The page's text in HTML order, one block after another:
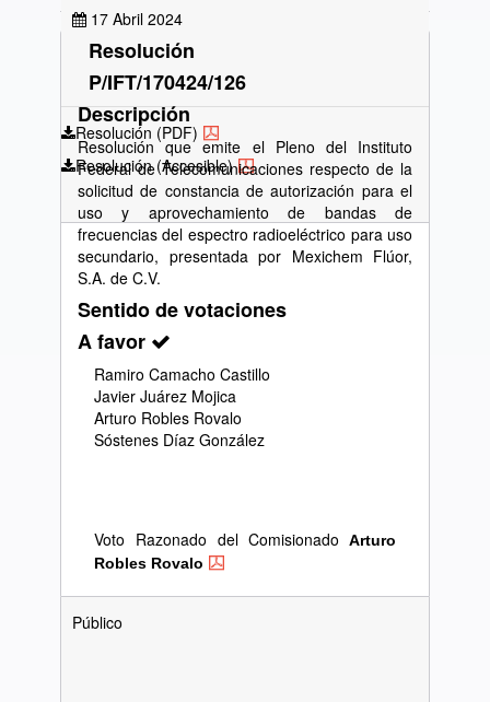
17 Abril 2024
Resolución (PDF)
Resolución (Accesible)
Resolución
P/IFT/170424/126
Descripción
Resolución que emite el Pleno del Instituto
Federal de Telecomunicaciones respecto de la
solicitud de constancia de autorización para el
uso y aprovechamiento de bandas de
frecuencias del espectro radioeléctrico para uso
secundario, presentada por Mexichem Flúor,
S.A. de C.V.
Sentido de votaciones
A favor
Ramiro Camacho Castillo
Javier Juárez Mojica
Arturo Robles Rovalo
Sóstenes Díaz González
Voto Razonado del Comisionado Arturo
Robles Rovalo
Público